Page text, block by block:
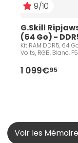
9/10
G.Skill
(64 Go) -
Kit RAM DDR5, 64
Volts, RGB, Blanc,
1 099€95
Voir les